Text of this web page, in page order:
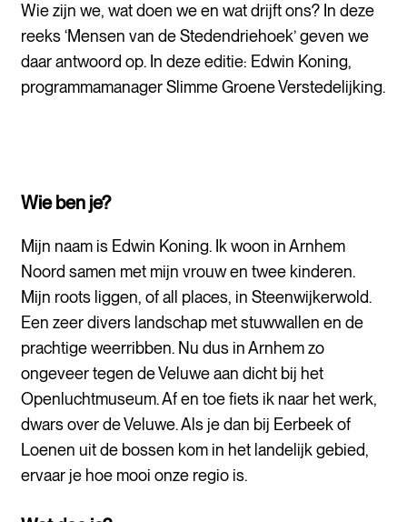
Wie zijn we, wat doen we en wat drijft ons? In deze
reeks ‘Mensen van de Stedendriehoek’ geven we
daar antwoord op. In deze editie: Edwin Koning,
programmamanager Slimme Groene Verstedelijking.
Wie ben je?
Mijn naam is Edwin Koning. Ik woon in Arnhem
Noord samen met mijn vrouw en twee kinderen.
Mijn rootsliggen, ofall places, in Steenwijkerwold.
Een zeer divers landschap met stuwwallen en de
prachtige weerribben. Nu dusin Arnhem zo
ongeveer tegen de Veluwe aan dicht bij het
Openluchtmuseum. Af en toe fiets ik naar het werk,
dwars over de Veluwe. Alsjedan bij Eerbeek of
Loenen uitde bossen komin het landelijk gebied,
ervaar je hoe mooi onze regio is.